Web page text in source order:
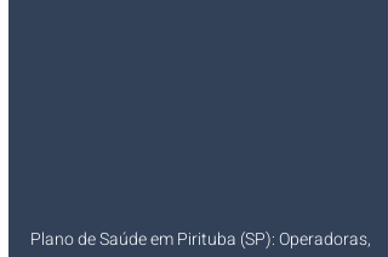
Plano de Saúde em Pirituba (SP): Operadoras,